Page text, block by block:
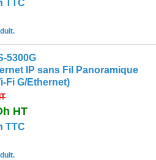
TTC
5300G
IP sans Fil Panoramique
Fi G/Ethernet)
HT
TTC